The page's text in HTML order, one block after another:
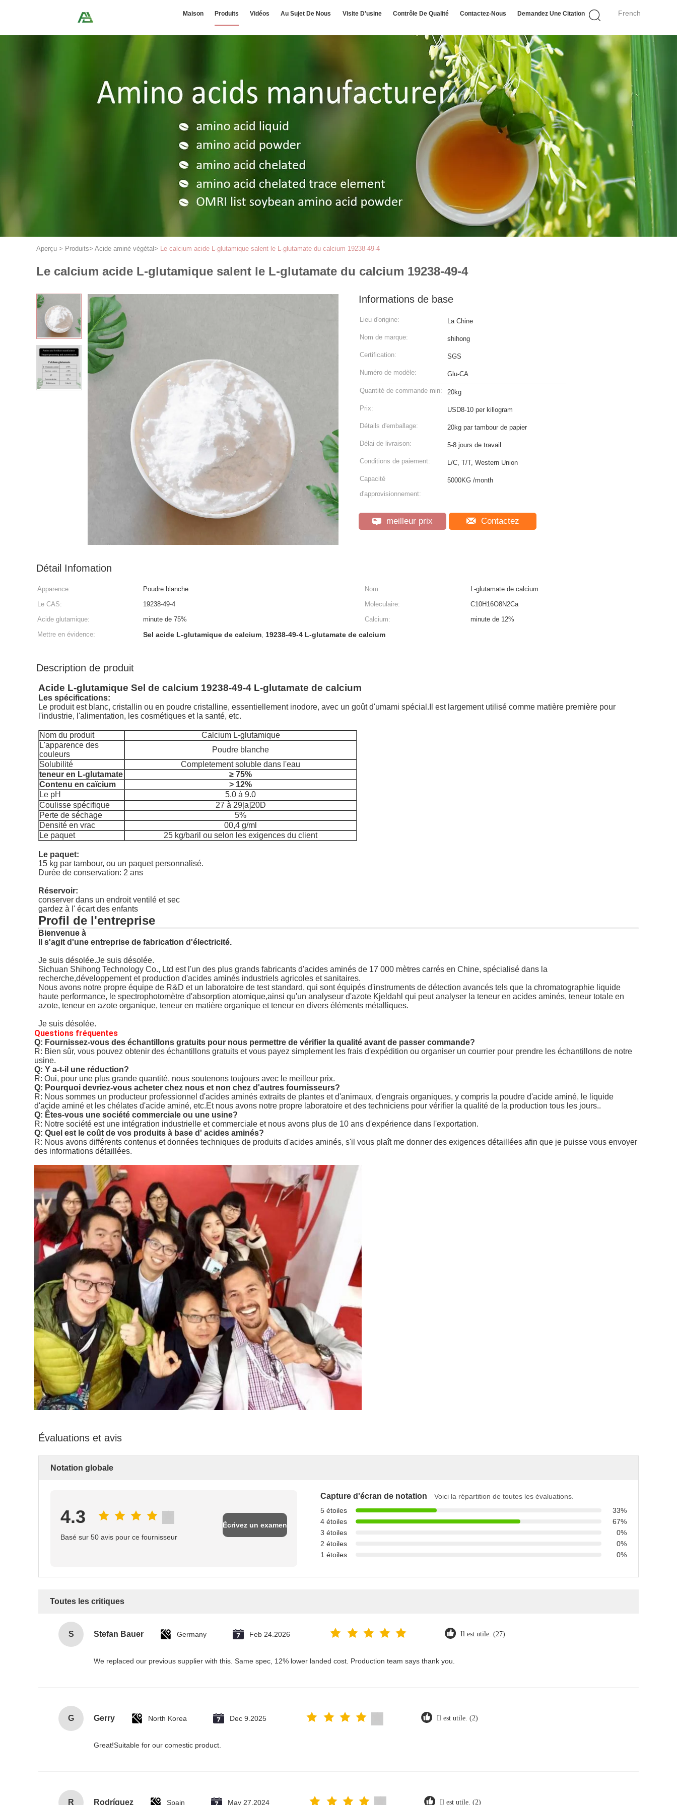
French
Maison Produits Vidéos Au Sujet De Nous Visite D'usine Contrôle De Qualité Contactez-Nous Demandez Une Citation
Aperçu > Produits> Acide aminé végétal > Le calcium acide L-glutamique salent le L-glutamate du calcium 19238-49-4
Le calcium acide L-glutamique salent le L-glutamate du calcium 19238-49-4
Informations de base
Lieu d'origine: La Chine
Nom de marque: shihong
Certification: SGS
Numéro de modèle: Glu-CA
Quantité de commande min: 20kg
Prix: USD8-10 per killogram
Détails d'emballage: 20kg par tambour de papier
Délai de livraison: 5-8 jours de travail
Conditions de paiement: L/C, T/T, Western Union
Capacité
d'approvisionnement:
5000KG /month
meilleur prix Contactez
Détail Infomation
Apparence: Poudre blanche Nom:
L-glutamate de calcium
Le CAS:
19238-49-4 Moleculaire:
C10H16O8N2Ca
Acide glutamique:
minute de 75% Calcium:
minute de 12%
Mettre en évidence:
Sel acide L-glutamique de calcium, 19238-49-4 L-glutamate de calcium
Description de produit
Acide L-glutamique Sel de calcium 19238-49-4 L-glutamate de calcium
Les spécifications:
Le produit est blanc, cristallin ou en poudre cristalline, essentiellement inodore, avec un goût d'umami spécial. Il est largement utilisé comme matière première pour
l'industrie, l'alimentation, les cosmétiques et la santé, etc.
Nom du produit
Calcium L-glutamique
L'apparence des
couleurs
Poudre blanche
Solubilité
Completement soluble dans l'eau
teneur en L-glutamate
≥ 75%
Contenu en caïcium
> 12%
Le pH
5.0 à 9.0
Coulisse spécifique
27 à 29[a]20D
Perte de séchage
5%
Densité en vrac
00,4 g/ml
Le paquet
25 kg/baril ou selon les exigences du client
Le paquet:
15 kg par tambour, ou un paquet personnalisé.
Durée de conservation: 2 ans
Réservoir:
conserver dans un endroit ventilé et sec
gardez à l' écart des enfants
Profil de l'entreprise
Bienvenue à
Il s'agit d'une entreprise de fabrication d'électricité.
Je suis désolée.Je suis désolée.
Sichuan Shihong Technology Co., Ltd est l'un des plus grands fabricants d'acides aminés de 17 000 mètres carrés en Chine, spécialisé dans la
recherche,développement et production d'acides aminés industriels agricoles et sanitaires.
Nous avons notre propre équipe de R&D et un laboratoire de test standard, qui sont équipés d'instruments de détection avancés tels que la chromatographie liquide
haute performance, le spectrophotomètre d'absorption atomique,ainsi qu'un analyseur d'azote Kjeldahl qui peut analyser la teneur en acides aminés, teneur totale en
azote, teneur en azote organique, teneur en matière organique et teneur en divers éléments métalliques.
Je suis désolée.
Questions fréquentes
Q: Fournissez-vous des échantillons gratuits pour nous permettre de vérifier la qualité avant de passer commande?
R: Bien sûr, vous pouvez obtenir des échantillons gratuits et vous payez simplement les frais d'expédition ou organiser un courrier pour prendre les échantillons de notre
usine.
Q: Y a-t-il une réduction?
R: Oui, pour une plus grande quantité, nous soutenons toujours avec le meilleur prix.
Q: Pourquoi devriez-vous acheter chez nous et non chez d'autres fournisseurs?
R: Nous sommes un producteur professionnel d'acides aminés extraits de plantes et d'animaux, d'engrais organiques, y compris la poudre d'acide aminé, le liquide
d'acide aminé et les chélates d'acide aminé, etc.Et nous avons notre propre laboratoire et des techniciens pour vérifier la qualité de la production tous les jours..
Q: Êtes-vous une société commerciale ou une usine?
R: Notre société est une intégration industrielle et commerciale et nous avons plus de 10 ans d'expérience dans l'exportation.
Q: Quel est le coût de vos produits à base d' acides aminés?
R: Nous avons différents contenus et données techniques de produits d'acides aminés, s'il vous plaît me donner des exigences détaillées afin que je puisse vous envoyer
des informations détaillées.
Évaluations et avis
Notation globale
4.3
Basé sur 50 avis pour ce fournisseur
Écrivez un examen
Capture d'écran de notation
Voici la répartition de toutes les évaluations.
5 étoiles
33%
4 étoiles
67%
3 étoiles
0%
2 étoiles
0%
1 étoiles
0%
Toutes les critiques
S Stefan Bauer Germany Feb 24.2026 Il est utile. (27)
We replaced our previous supplier with this. Same spec, 12% lower landed cost. Production team says thank you.
G Gerry North Korea Dec 9.2025 Il est utile. (2)
Great!Suitable for our comestic product.
R Rodríguez Spain May 27.2024 Il est utile. (2)